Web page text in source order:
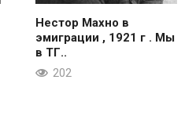
Нестор Махно в
эмиграции , 1921 г . Мы
в ТГ..
202